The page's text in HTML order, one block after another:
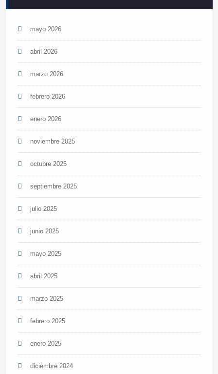
mayo 2026
abril 2026
marzo 2026
febrero 2026
enero 2026
noviembre 2025
octubre 2025
septiembre 2025
julio 2025
junio 2025
mayo 2025
abril 2025
marzo 2025
febrero 2025
enero 2025
diciembre 2024